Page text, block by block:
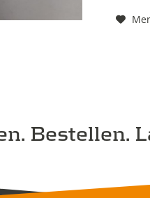
Bestellen.